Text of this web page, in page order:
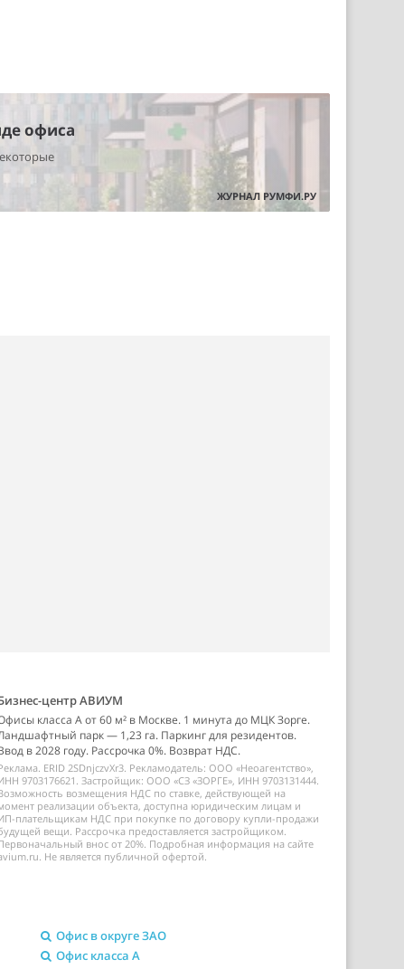
офиса
ЖУРНАЛ РУМФИ.РУ
центр АВИУМ
класса А от 60 м² в Москве. 1 минута до МЦК Зорге.
парк — 1,23 га. Паркинг для резидентов.
в 2028 году. Рассрочка 0%. Возврат НДС.
ERID 2SDnjczvXr3. Рекламодатель: ООО «Неоагентство»,
9703176621. Застройщик: ООО «СЗ «ЗОРГЕ», ИНН 9703131444.
возмещения НДС по ставке, действующей на
реализации объекта, доступна юридическим лицам и
плательщикам НДС при покупке по договору купли-продажи
вещи. Рассрочка предоставляется застройщиком.
внос от 20%. Подробная информация на сайте
Не является публичной офертой.
Офис в округе ЗАО
Офис класса A